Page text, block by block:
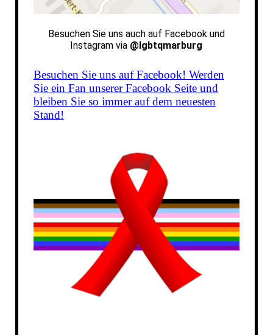
Besuchen Sie uns auch auf Facebook und
Instagram via @lgbtqmarburg
Besuchen Sie uns auf Facebook! Werden
Sie ein Fan unserer Facebook Seite und
bleiben Sie so immer auf dem neuesten
Stand!